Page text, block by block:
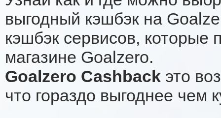
выгодный кэшбэк на
кэшбэк сервисов, которые
магазине Goalzero.
Goalzero Cashback это
что гораздо выгоднее чем